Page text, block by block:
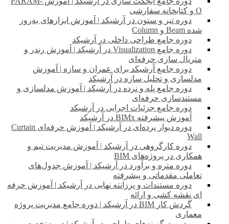
O و کتابخانه سفارشی
دوره تیر و ستون در آرشیکد | آموزش ابزارهای به‌روز
شده Beam و Column
دوره جامع طراحی داخلی در آرشیکد
دوره جامع Visualization در آرشیکد | آموزش رندر و
متریال سازی حرفه‌ای
دوره جامع آرشیکد برای عمران و سازه | آموزش
مدلسازی و تحلیل سازه در آرشیکد
دوره جامع پله و نرده در آرشیکد | آموزش مدلسازی و
مستندسازی حرفه‌ای
دوره جامع جزئیات اجرایی در آرشیکد
آموزش پیشرفته BIMx در آرشیکد
دوره دیوار پرده‌ای در آرشیکد | آموزش حرفه‌ای Curtain
Wall
دوره کارگروهی در آرشیکد | آموزش مدیریت تیم و
همکاری در پروژه‌های BIM
دوره متره و برآورد در آرشیکد | آموزش جدول‌های
تعاملی مقدماتی و پیشرفته
دوره مستندات و پرزانته نهایی در آرشیکد | آموزش حرفه
ای نقشه کشی و ارائه
گردش کار BIM در آرشیکد | دوره جامع مدیریت پروژه
معماری